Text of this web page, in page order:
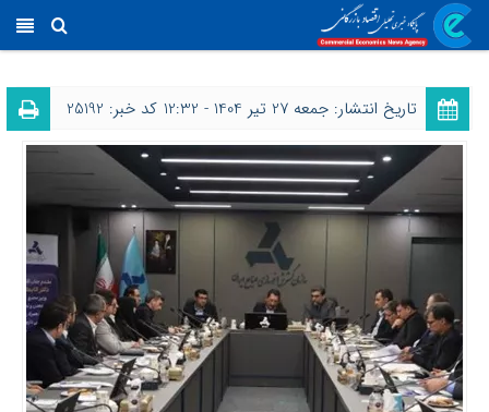
تاریخ انتشار: جمعه 27 تیر 1404 - 12:32 کد خبر: 25192